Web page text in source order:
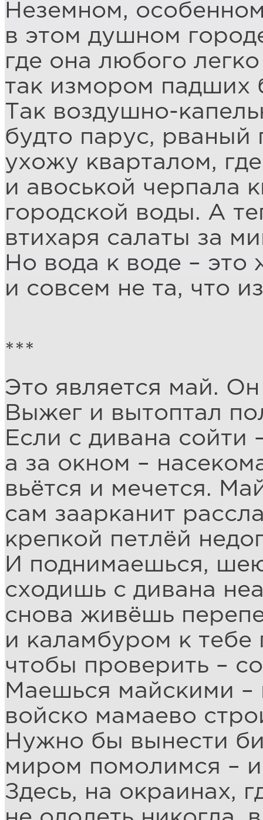
Неземном,
в этом душном
где она любого
так измором падших
Так воздушно-
будто парус, рваный
ухожу кварталом,
и авоськой черпала
городской воды. А
втихаря салаты за
Но вода к воде – это
и совсем не та, что
***
Это является май.
Выжег и вытоптал
Если с дивана сойти
а за окном –
вьётся и мечется.
сам заарканит
крепкой петлёй
И поднимаешься,
сходишь с дивана
снова живёшь
и каламбуром к тебе
чтобы проверить –
Маешься майскими –
войско мамаево
Нужно бы вынести
миром помолимся –
Здесь, на окраинах,